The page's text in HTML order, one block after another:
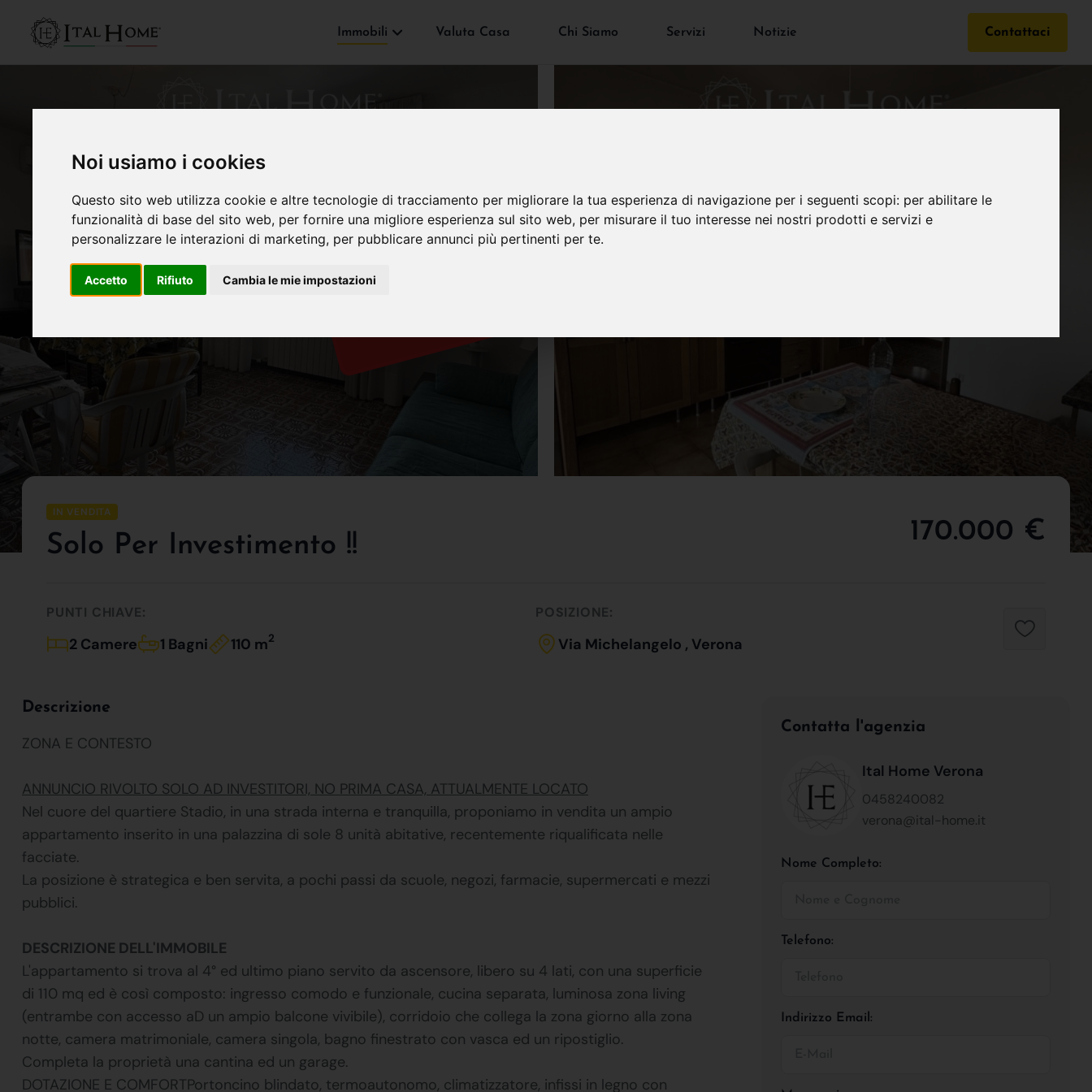
Noi usiamo i cookies
Questo sito web utilizza cookie e altre tecnologie di tracciamento per migliorare la tua esperienza di navigazione per i seguenti scopi: per abilitare le
funzionalità di base del sito web, per fornire una migliore esperienza sul sito web, per misurare il tuo interesse nei nostri prodotti e servizi e
personalizzare le interazioni di marketing, per pubblicare annunci più pertinenti per te.
Accetto Rifiuto Cambia le mie impostazioni
Immobili Valuta Casa Chi Siamo Servizi Notizie Contattaci
VENDUTO
IN VENDITA
Solo Per Investimento !! 170.000 €
PUNTI CHIAVE:
2 Camere 1 Bagni 110 m2
POSIZIONE:
Via Michelangelo , Verona
Descrizione
ZONA E CONTESTO
ANNUNCIO RIVOLTO SOLO AD INVESTITORI, NO PRIMA CASA, ATTUALMENTE LOCATO
Nel cuore del quartiere Stadio, in una strada interna e tranquilla, proponiamo in vendita un ampio
appartamento inserito in una palazzina di sole 8 unità abitative, recentemente riqualificata nelle
facciate.
La posizione è strategica e ben servita, a pochi passi da scuole, negozi, farmacie, supermercati e mezzi
pubblici.
DESCRIZIONE DELL'IMMOBILE
L'appartamento si trova al 4° ed ultimo piano servito da ascensore, libero su 4 lati, con una superficie
di 110 mq ed è così composto: ingresso comodo e funzionale, cucina separata, luminosa zona living
(entrambe con accesso aD un ampio balcone vivibile), corridoio che collega la zona giorno alla zona
notte, camera matrimoniale, camera singola, bagno finestrato con vasca ed un ripostiglio.
Completa la proprietà una cantina ed un garage.
DOTAZIONE E COMFORTPortoncino blindato, termoautonomo, climatizzatore, infissi in legno con
Contatta l'agenzia
Ital Home Verona
0458240082
verona@ital-home.it
Nome Completo:
Telefono:
Indirizzo Email: